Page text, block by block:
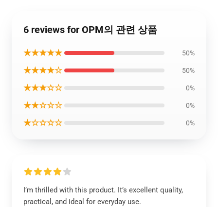
6 reviews for OPM의 관련 상품
★★★★★ 50%
★★★★☆ 50%
★★★☆☆ 0%
★★☆☆☆ 0%
★☆☆☆☆ 0%
I’m thrilled with this product. It’s excellent quality,
practical, and ideal for everyday use.